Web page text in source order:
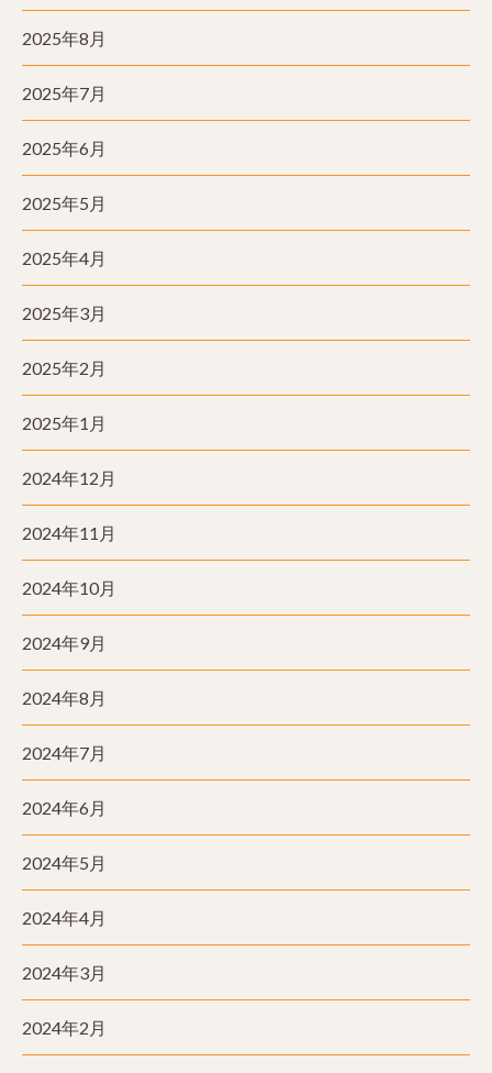
2025年8月
2025年7月
2025年6月
2025年5月
2025年4月
2025年3月
2025年2月
2025年1月
2024年12月
2024年11月
2024年10月
2024年9月
2024年8月
2024年7月
2024年6月
2024年5月
2024年4月
2024年3月
2024年2月